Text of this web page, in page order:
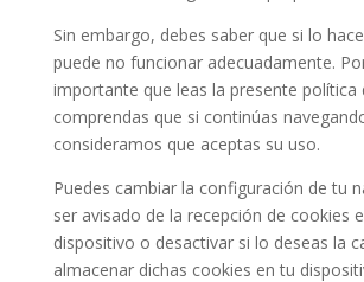
Sin embargo, debes saber que si lo
puede no funcionar adecuadamente.
importante que leas la presente política
comprendas que si continúas
consideramos que aceptas su uso.
Puedes cambiar la configuración de tu
ser avisado de la recepción de cookies
dispositivo o desactivar si lo deseas la
almacenar dichas cookies en tu